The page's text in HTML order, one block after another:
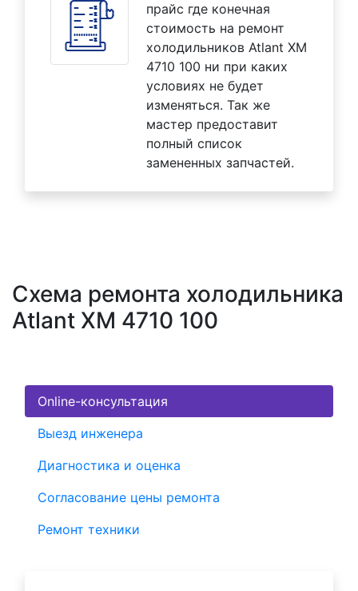
прайс где конечная
стоимость на ремонт
холодильников Atlant XM
4710 100 ни при каких
условиях не будет
изменяться. Так же
мастер предоставит
полный список
замененных запчастей.
Схема ремонта холодильника
Atlant XM 4710 100
Online-консультация
Выезд инженера
Диагностика и оценка
Согласование цены ремонта
Ремонт техники